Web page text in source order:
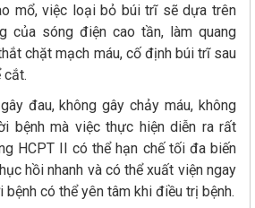
mổ, việc loại bỏ búi trĩ sẽ dựa trên
của sóng điện cao tần, làm quang
chặt mạch máu, cố định búi trĩ sau
cắt.
đau, không gây chảy máu, không
bệnh mà việc thực hiện diễn ra rất
HCPT II có thể hạn chế tối đa biến
hồi nhanh và có thể xuất viện ngay
có thể yên tâm khi điều trị bệnh.